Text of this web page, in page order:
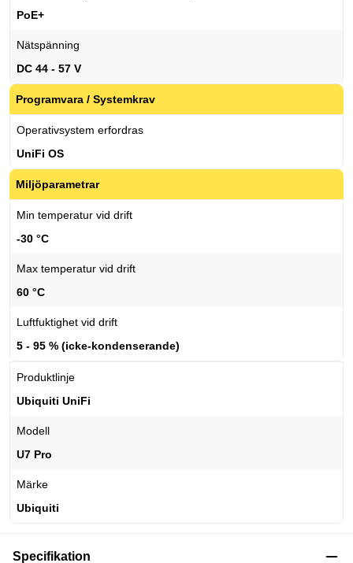
PoE+
Nätspänning
DC 44 - 57 V
Programvara / Systemkrav
Operativsystem erfordras
UniFi OS
Miljöparametrar
Min temperatur vid drift
-30 °C
Max temperatur vid drift
60 °C
Luftfuktighet vid drift
5 - 95 % (icke-kondenserande)
Produktlinje
Ubiquiti UniFi
Modell
U7 Pro
Märke
Ubiquiti
Specifikation